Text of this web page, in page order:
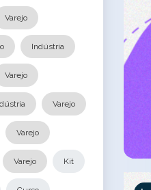
Varejo
Indústria
Varejo
Varejo
Varejo
Varejo Kit